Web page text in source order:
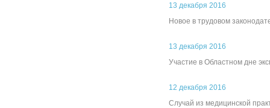
13 декабря 2016
Новое в трудовом
13 декабря 2016
Участие в Областном дне
12 декабря 2016
Случай из медицинской